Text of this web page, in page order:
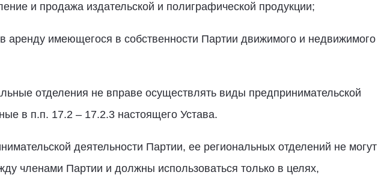
и продажа издательской и полиграфической продукции;
аренду имеющегося в собственности Партии движимого и недвижимого
отделения не вправе осуществлять виды предпринимательской
в п.п. 17.2 – 17.2.3 настоящего Устава.
деятельности Партии, ее региональных отделений не могут
членами Партии и должны использоваться только в целях,